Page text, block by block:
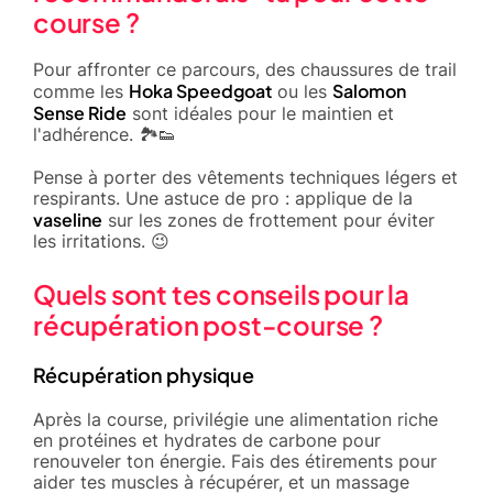
course ?
Pour affronter ce parcours, des chaussures de trail
comme les Hoka Speedgoat ou les Salomon
Sense Ride sont idéales pour le maintien et
l'adhérence. 🏞️👟
Pense à porter des vêtements techniques légers et
respirants. Une astuce de pro : applique de la
vaseline sur les zones de frottement pour éviter
les irritations. 😉
Quels sont tes conseils pour la
récupération post-course ?
Récupération physique
Après la course, privilégie une alimentation riche
en protéines et hydrates de carbone pour
renouveler ton énergie. Fais des étirements pour
aider tes muscles à récupérer, et un massage